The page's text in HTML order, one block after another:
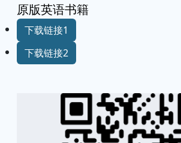
原版英语书籍
下载链接1
下载链接2